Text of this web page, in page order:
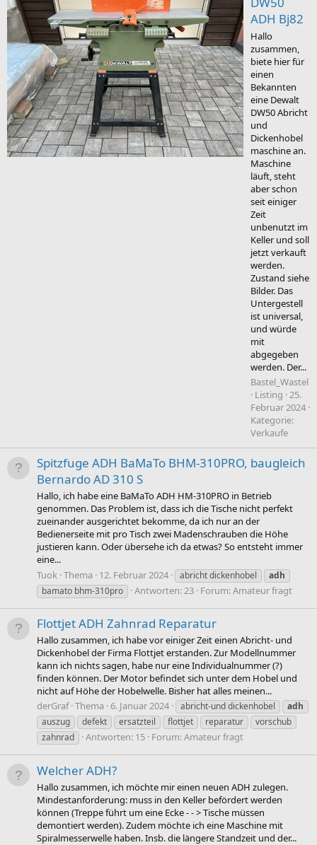
ADH Bj82
Hallo
zusammen,
biete hier für
einen
Bekannten
eine Dewalt
DW50 Abricht
und
Dickenhobel
maschine an.
Maschine
läuft, steht
aber schon
seit einiger
Zeit
unbenutzt im
Keller und soll
jetzt verkauft
werden.
Zustand siehe
Bilder. Das
Untergestell
ist universal,
und würde
mit
abgegeben
werden. Der...
Bastel_Wastel
Listing 25.
Februar 2024
Kategorie:
Verkaufe
Spitzfuge ADH BaMaTo BHM-310PRO, baugleich
Bernardo AD 310 S
Hallo, ich habe eine BaMaTo ADH HM-310PRO in Betrieb
genommen. Das Problem ist, dass ich die Tische nicht perfekt
zueinander ausgerichtet bekomme, da ich nur an der
Bedienerseite mit pro Tisch zwei Madenschrauben die Höhe
justieren kann. Oder übersehe ich da etwas? So entsteht immer
eine...
Tuok Thema 12. Februar 2024 abricht dickenhobel
adh
bamato bhm-310pro
Antworten: 23 Forum:Amateur fragt
Flottjet ADH Zahnrad Reparatur
Hallo zusammen, ich habe vor einiger Zeit einen Abricht- und
Dickenhobel der Firma Flottjet erstanden. Zur Modellnummer
kann ich nichts sagen, habe nur eine Individualnummer (?)
finden können. Der Motor befindet sich unter dem Hobel und
nicht auf Höhe der Hobelwelle. Bisher hat alles meinen...
derGraf Thema 6. Januar 2024 abricht-und dickenhobel
adh
auszug
defekt ersatzteil flottjet reparatur
vorschub
zahnrad
Antworten: 15 Forum:Amateur fragt
Welcher ADH?
Hallo zusammen, ich möchte mir einen neuen ADH zulegen.
Mindestanforderung: muss in den Keller befördert werden
können (Treppe führt um eine Ecke - - > Tische müssen
demontiert werden). Zudem möchte ich eine Maschine mit
Spiralmesserwelle haben. Insb. die längere Standzeit und der...